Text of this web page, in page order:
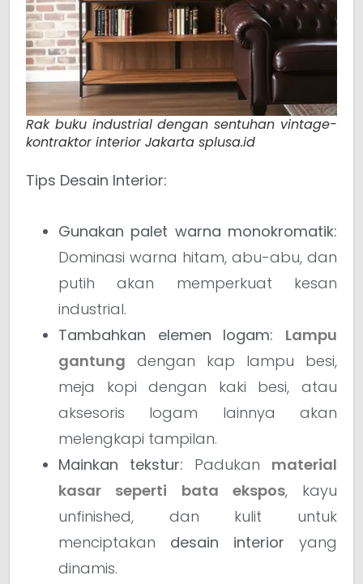
Rak buku industrial dengan sentuhan vintage-
kontraktor interior Jakarta splusa.id
Tips Desain Interior:
Gunakan palet warna monokromatik:
Dominasi warna hitam, abu-abu, dan
putih akan memperkuat kesan
industrial.
Tambahkan elemen logam:
Lampu
gantung dengan kap lampu besi,
meja kopi dengan kaki besi, atau
aksesoris logam lainnya akan
melengkapi tampilan.
Mainkan tekstur: Padukan material
kasar seperti bata ekspos, kayu
unfinished, dan kulit untuk
menciptakan desain interior yang
dinamis.